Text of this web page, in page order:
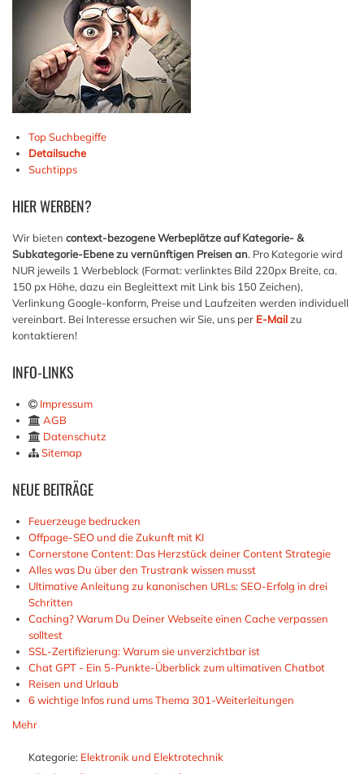
Top Suchbegiffe
Detailsuche
Suchtipps
HIERWERBEN?
Wir bieten context-bezogene Werbeplätze auf Kategorie- &
Subkategorie-Ebene zu vernünftigen Preisen an. Pro Kategorie wird
NUR jeweils 1 Werbeblock (Format: verlinktes Bild 220px Breite, ca.
150 px Höhe, dazu ein Begleittext mit Link bis 150 Zeichen),
Verlinkung Google-konform, Preise und Laufzeiten werden individuell
vereinbart. Bei Interesse ersuchen wir Sie, uns per E-Mailzu
kontaktieren!
INFO-LINKS
Impressum
AGB
Datenschutz
Sitemap
NEUEBEITRÄGE
Feuerzeuge bedrucken
Offpage-SEO und die Zukunft mit KI
Cornerstone Content: Das Herzstück deiner Content Strategie
Alles was Du über den Trustrank wissen musst
Ultimative Anleitung zu kanonischen URLs: SEO-Erfolg in drei
Schritten
Caching? Warum Du Deiner Webseite einen Cache verpassen
solltest
SSL-Zertifizierung: Warum sie unverzichtbar ist
Chat GPT - Ein 5-Punkte-Überblick zum ultimativen Chatbot
Reisen und Urlaub
6 wichtige Infos rund ums Thema 301-Weiterleitungen
Mehr
Kategorie: Elektronik und Elektrotechnik